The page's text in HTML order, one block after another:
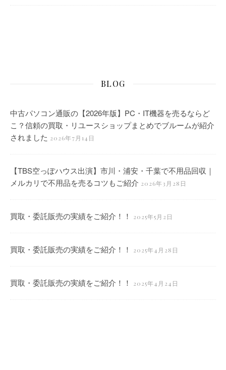
BLOG
中古パソコン通販の【2026年版】PC・IT機器を売るならど
こ？信頼の買取・リユースショップまとめでブルームが紹介
されました 2026年7月14日
【TBS空っぽハウス出演】市川・浦安・千葉で不用品回収｜
メルカリで不用品を売るコツもご紹介 2026年3月28日
買取・委託販売の実績をご紹介！！ 2025年5月2日
買取・委託販売の実績をご紹介！！ 2025年4月28日
買取・委託販売の実績をご紹介！！ 2025年4月24日